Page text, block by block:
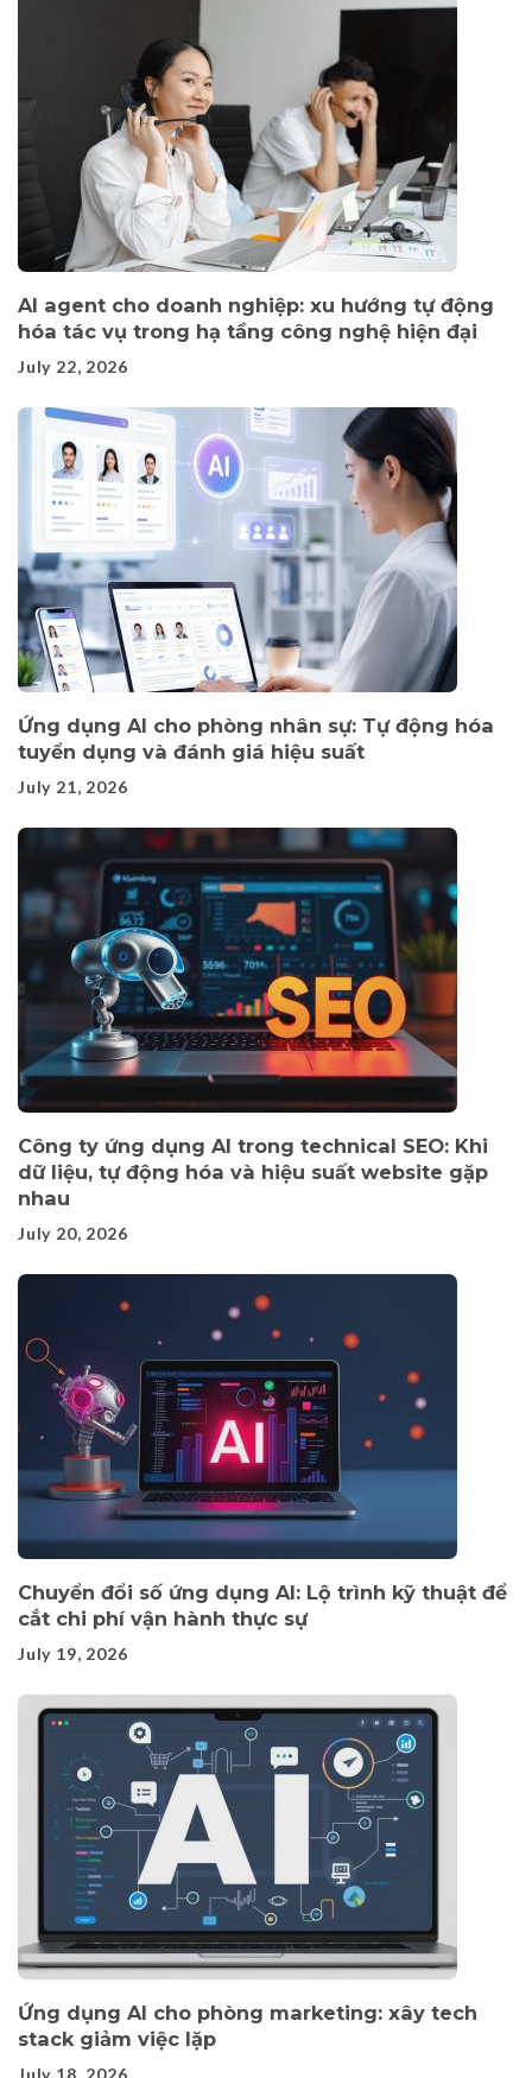
AI agent cho doanh nghiệp: xu hướng tự động
hóa tác vụ trong hạ tầng công nghệ hiện đại
July 22, 2026
Ứng dụng AI cho phòng nhân sự: Tự động hóa
tuyển dụng và đánh giá hiệu suất
July 21, 2026
Công ty ứng dụng AI trong technical SEO: Khi
dữ liệu, tự động hóa và hiệu suất website gặp
nhau
July 20, 2026
Chuyển đổi số ứng dụng AI: Lộ trình kỹ thuật để
cắt chi phí vận hành thực sự
July 19, 2026
Ứng dụng AI cho phòng marketing: xây tech
stack giảm việc lặp